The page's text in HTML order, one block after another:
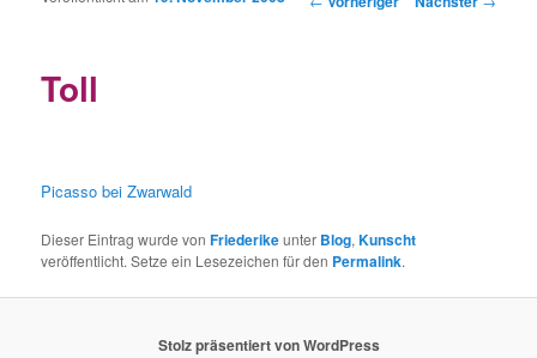
Toll
Picasso bei Zwarwald
Dieser Eintrag wurde vonFriederikeunter Blog,Kunscht
veröffentlicht. Setze ein Lesezeichen für den Permalink.
Stolz präsentiert von WordPress